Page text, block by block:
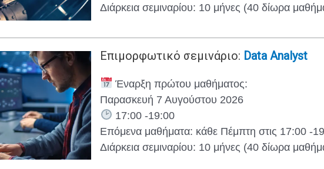
Διάρκεια σεμιναρίου: 10 μήνες (40 δίωρα
Επιμορφωτικό σεμινάριο: Data Analyst
Έναρξη πρώτου μαθήματος:
Παρασκευή 7 Αυγούστου 2026
17:00 -19:00
Επόμενα μαθήματα: κάθε Πέμπτη στις 17:00 -
Διάρκεια σεμιναρίου: 10 μήνες (40 δίωρα